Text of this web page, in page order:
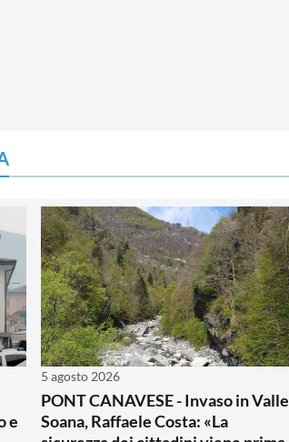
e
5 agosto 2026
PONT CANAVESE - Invaso in Valle
Soana, Raffaele Costa: «La